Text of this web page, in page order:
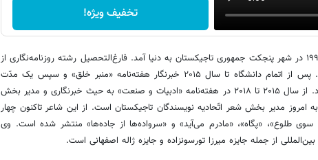
تخفیف ویژه!
طالب لقمان ۲۶ دسامبر سال ۱۹۹۰ در شهر پنجکت جمهوری تاجیکستان به دنیا آمد. فارغ‌التحصیل رشته روزنامه‌نگاری از
دانشگاه ملّی تاجیکستان است. پس از اتمام دانشگاه تا سال ۲۰۱۵ خبرنگار هفته‌نامه «منبر خلق» و سپس یک مدّت
خبرنگار روزنامه «جمهوریت» بود. از سال ۲۰۱۵ تا ۲۰۱۸ در هفته‌نامه «ادبیات و صنعت» به حیث خبرنگاری و مدیر بخش
کار کرد. از سال ۲۰۲۰ تا به امروز مدیر بخش شعر اتّحادیه نویسندگان تاجیکستان است. از این شاعر تاکنون چهار
طلوع»، «پگاه»، «مادرم می‌آید» و «سرواده‌ها از جاده‌ها» منتشر شده است. وی
از جمله جایزه میرزا تورسونزاده و جایزه ژاله اصفهانی است.